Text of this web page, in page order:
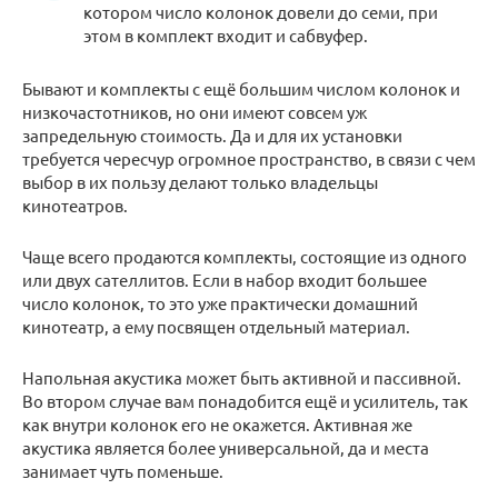
котором число колонок довели до семи, при
этом в комплект входит и сабвуфер.
Бывают и комплекты с ещё большим числом колонок и
низкочастотников, но они имеют совсем уж
запредельную стоимость. Да и для их установки
требуется чересчур огромное пространство, в связи с чем
выбор в их пользу делают только владельцы
кинотеатров.
Чаще всего продаются комплекты, состоящие из одного
или двух сателлитов. Если в набор входит большее
число колонок, то это уже практически домашний
кинотеатр, а ему посвящен отдельный материал.
Напольная акустика может быть активной и пассивной.
Во втором случае вам понадобится ещё и усилитель, так
как внутри колонок его не окажется. Активная же
акустика является более универсальной, да и места
занимает чуть поменьше.